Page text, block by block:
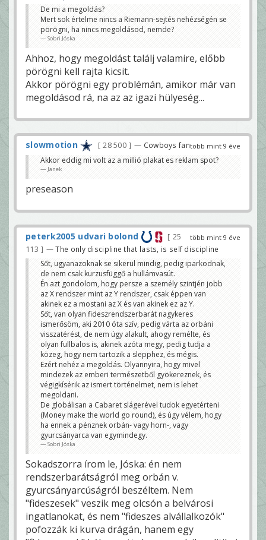
De mi a megoldás?
Mert sok értelme nincs a Riemann-sejtés nehézségén se
pörögni, ha nincs megoldásod, nemde?
Sobri Jóska
Ahhoz, hogy megoldást találj valamire, előbb
pörögni kell rajta kicsit.
Akkor pörögni egy problémán, amikor már van
megoldásod rá, na az az igazi hülyeség...
több mint 9 éve
slowmotion 28 500 — Cowboys fan
Akkor eddig mi volt az a millió plakat es reklam spot?
Janek
preseason
több mint 9 éve
peterk2005 udvari bolond
25
113
— The only discipline that lasts, is self discipline
Sőt, ugyanazoknak se sikerül mindig, pedig iparkodnak,
de nem csak kurzusfüggő a hullámvasút.
Én azt gondolom, hogy persze a személy szintjén jobb
az X rendszer mint az Y rendszer, csak éppen van
akinek ez a mostani az X és van akinek ez az Y.
Sőt, van olyan fideszrendszerbarát nagykeres
ismerősöm, aki 2010 óta szív, pedig várta az orbáni
visszatérést, de nem úgy alakult, ahogy remélte, és
olyan fullbalos is, akinek azóta megy, pedig tudja a
közeg, hogy nem tartozik a slepphez, és mégis.
Ezért nehéz a megoldás. Olyannyira, hogy mivel
mindezek az emberi természetből gyökereznek, és
végigkísérik az ismert történelmet, nem is lehet
megoldani.
De globálisan a Cabaret slágerével tudok egyetérteni
(Money make the world go round), és úgy vélem, hogy
ha ennek a pénznek orbán- vagy horn-, vagy
gyurcsányarca van egymindegy.
Sobri Jóska
Sokadszorra írom le, Jóska: én nem
rendszerbarátságról meg orbán v.
gyurcsányarcúságról beszéltem. Nem
"fideszesek" veszik meg olcsón a belvárosi
ingatlanokat, és nem "fideszes alvállalkozók"
pofozzák ki kurva drágán, hanem egy